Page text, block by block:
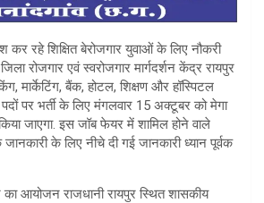
कर रहे शिक्षित बेरोजगार युवाओं के लिए नौकरी
रोजगार एवं स्वरोजगार मार्गदर्शन केंद्र रायपुर
मार्केटिंग, बैंक, होटल, शिक्षण और हॉस्पिटल
पर भर्ती के लिए मंगलवार 15 अक्टूबर को मेगा
जाएगा. इस जॉब फेयर में शामिल होने वाले
के लिए नीचे दी गई जानकारी ध्यान पूर्वक
आयोजन राजधानी रायपुर स्थित शासकीय